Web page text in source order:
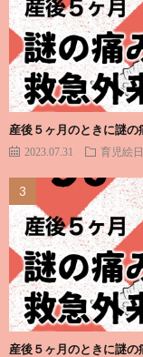
産後５ヶ月のときに謎の
2023.07.31 育児絵
産後５ヶ月のときに謎の